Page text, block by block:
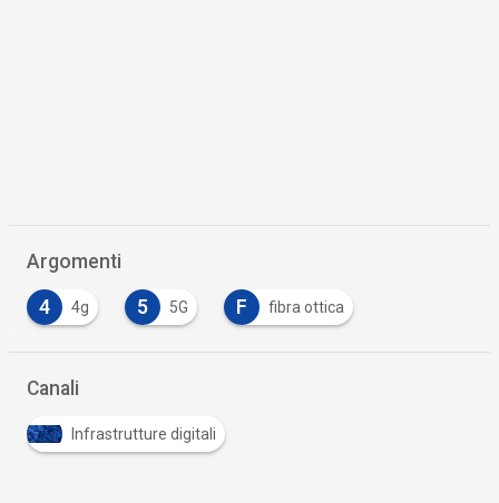
Argomenti
4 4g 5 5G F fibra ottica
Canali
Infrastrutture digitali